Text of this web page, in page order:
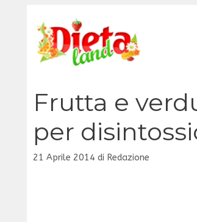
contenuto
Frutta e
per
21 Aprile 2014 di Redazione